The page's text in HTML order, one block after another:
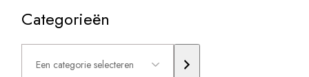
Categorieën
Een
categorie
selecteren